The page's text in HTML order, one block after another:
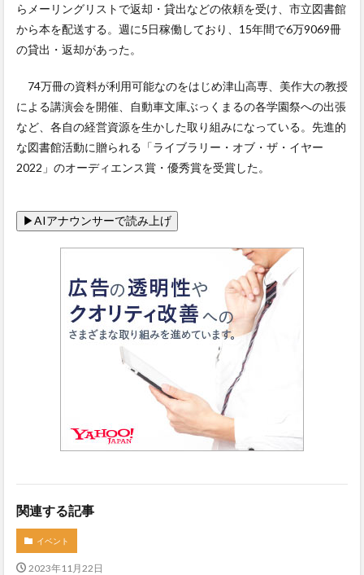
らメーリングリストで返却・貸出などの依頼を受け、市立図書館
から本を配送する。週に5日稼働しており、15年間で6万9069冊
の貸出・返却があった。
74万冊の資料が利用可能なのをはじめ津山高専、美作大の教授
による講演会を開催、自動車文庫ぶっくまるの各学園祭への出張
など、各自の経営資源を生かした取り組みになっている。先進的
な図書館活動に贈られる「ライブラリー・オブ・ザ・イヤー
2022」のオーディエンス賞・優秀賞を受賞した。
関連する記事
イベント
2023年11月22日